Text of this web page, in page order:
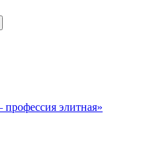
элитная»